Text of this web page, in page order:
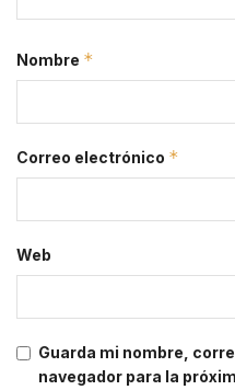
Nombre *
Correo electrónico *
Web
Guarda mi nombre,
navegador para la